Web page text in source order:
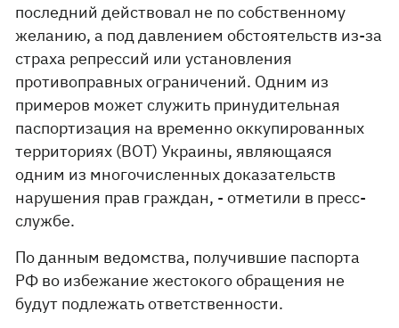
последний действовал не по собственному
желанию, а под давлением обстоятельств из-за
страха репрессий или установления
противоправных ограничений. Одним из
примеров может служить принудительная
паспортизация на временно оккупированных
территориях (ВОТ) Украины, являющаяся
одним из многочисленных доказательств
нарушения прав граждан, - отметили в пресс-
службе.
По данным ведомства, получившие паспорта
РФ во избежание жестокого обращения не
будут подлежать ответственности.